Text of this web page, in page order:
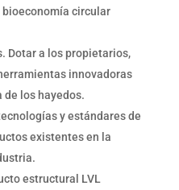
bioeconomía circular
Dotar a los propietarios,
innovadoras
los hayedos.
y estándares de
existentes en la
estructural LVL